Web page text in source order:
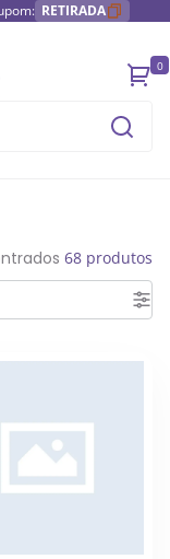
RETIRADA
0
68 produtos